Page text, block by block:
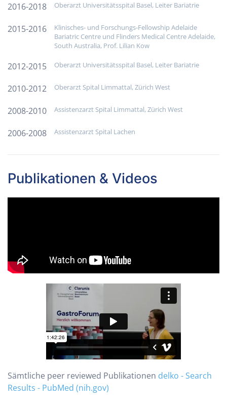
2016-2018 Oberarzt Universitätsspital Basel, Leiter Bariatrie
2015-2016
Klinisches- und Forschungs-Fellowship Adelaide
Bariatric Centre und Flinders Medical Centre Adelaide,
South Australia, Prof. Lilian Kow
2012-2015 Oberarzt Universitätsspital Basel, Leiter Bariatrie
2010-2012 Oberarzt Spital Limmattal, Zürich West
2008-2010 Assistenzarzt Spital Limmattal, Zürich West
2006-2008 Assistenzarzt Spital Lachen
Publikationen & Videos
Sämtliche peer reviewed Publikationen delko - Search
Results - PubMed (nih.gov)